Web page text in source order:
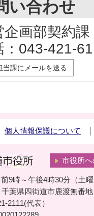
い合わせ
企画部契約課
：043-421-
当課にメールを送る
個人情報保護について
市役所
9時～午後4時30分（土
葉県四街道市鹿渡無番地
2111(代表）